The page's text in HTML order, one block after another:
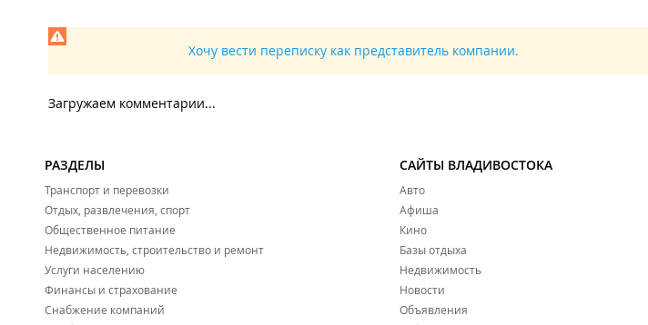
Хочу вести переписку как представитель компании.
Загружаем комментарии...
РАЗДЕЛЫ
Транспорт и перевозки
Отдых, развлечения, спорт
Общественное питание
Недвижимость, строительство и ремонт
Услуги населению
Финансы и страхование
Снабжение компаний
САЙТЫ ВЛАДИВОСТОКА
Авто
Афиша
Кино
Базы отдыха
Недвижимость
Новости
Объявления